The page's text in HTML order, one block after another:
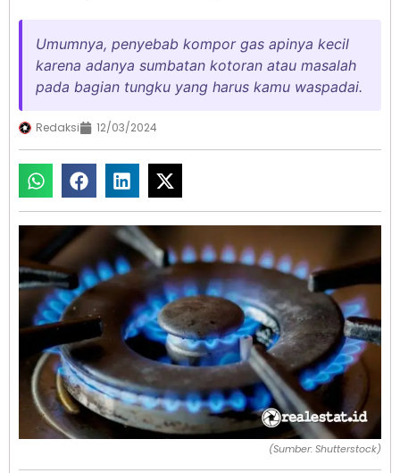
Umumnya, penyebab kompor gas apinya kecil
karena adanya sumbatan kotoran atau masalah
pada bagian tungku yang harus kamu waspadai.
Redaksi 12/03/2024
(Sumber: Shutterstock)